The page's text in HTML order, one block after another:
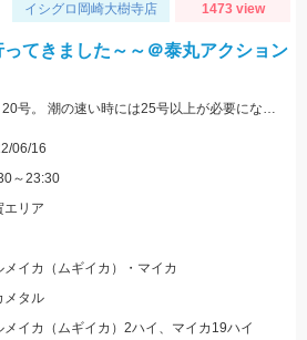
イシグロ岡崎大樹寺店 1473 view
てきました～～＠泰丸アクション
今回使用したスッテは15号、20号。 潮の速い時には25号以上が必要になるので予めご準備を！
06/16
～23:30
エリア
メイカ（ムギイカ）・マイカ
メタル
メイカ（ムギイカ）2ハイ、マイカ19ハイ